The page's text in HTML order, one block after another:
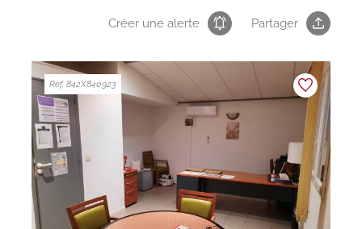
Créer une alerte Partager
Ref. 842X840923